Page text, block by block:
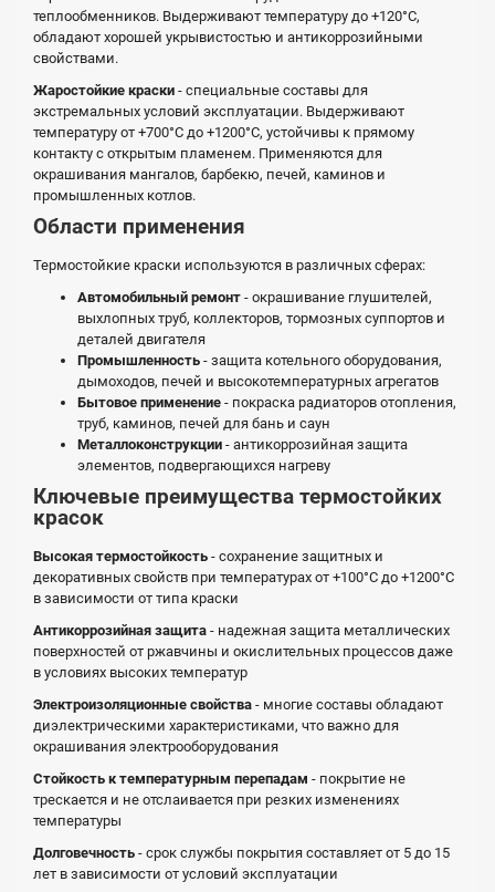
теплообменников. Выдерживают температуру до +120°С,
обладают хорошей укрывистостью и антикоррозийными
свойствами.
Жаростойкие краски - специальные составы для
экстремальных условий эксплуатации. Выдерживают
температуру от +700°С до +1200°С, устойчивы к прямому
контакту с открытым пламенем. Применяются для
окрашивания мангалов, барбекю, печей, каминов и
промышленных котлов.
Области применения
Термостойкие краски используются в различных сферах:
Автомобильный ремонт - окрашивание глушителей,
выхлопных труб, коллекторов, тормозных суппортов и
деталей двигателя
Промышленность - защита котельного оборудования,
дымоходов, печей и высокотемпературных агрегатов
Бытовое применение - покраска радиаторов отопления,
труб, каминов, печей для бань и саун
Металлоконструкции - антикоррозийная защита
элементов, подвергающихся нагреву
Ключевые преимущества термостойких
красок
Высокая термостойкость - сохранение защитных и
декоративных свойств при температурах от +100°С до +1200°С
в зависимости от типа краски
Антикоррозийная защита - надежная защита металлических
поверхностей от ржавчины и окислительных процессов даже
в условиях высоких температур
Электроизоляционные свойства - многие составы обладают
диэлектрическими характеристиками, что важно для
окрашивания электрооборудования
Стойкость к температурным перепадам - покрытие не
трескается и не отслаивается при резких изменениях
температуры
Долговечность - срок службы покрытия составляет от 5 до 15
лет в зависимости от условий эксплуатации